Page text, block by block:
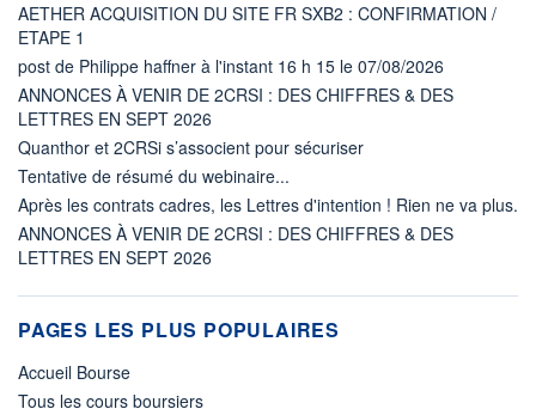
AETHER ACQUISITION DU SITE FR SXB2 : CONFIRMATION /
ETAPE 1
post de Philippe haffner à l'instant 16 h 15 le 07/08/2026
ANNONCES À VENIR DE 2CRSI : DES CHIFFRES & DES
LETTRES EN SEPT 2026
Quanthor et 2CRSi s’associent pour sécuriser
Tentative de résumé du webinaire...
Après les contrats cadres, les Lettres d'intention ! Rien ne va plus.
ANNONCES À VENIR DE 2CRSI : DES CHIFFRES & DES
LETTRES EN SEPT 2026
PAGES LES PLUS POPULAIRES
Accueil Bourse
Tous les cours boursiers